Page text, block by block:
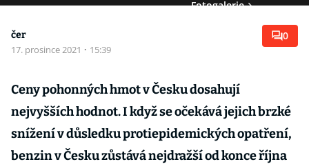
Fotogalerie
čer
17. prosince 2021 · 15:39
0
Ceny pohonných hmot v Česku dosahují
nejvyšších hodnot. I když se očekává jejich brzké
snížení v důsledku protiepidemických opatření,
benzin v Česku zůstává nejdražší od konce října